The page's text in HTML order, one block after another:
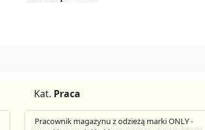
Kat. Praca
Pracownik magazynu z odzieżą marki ONLY -